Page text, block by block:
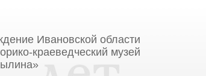
Ивановской области
краеведческий музей